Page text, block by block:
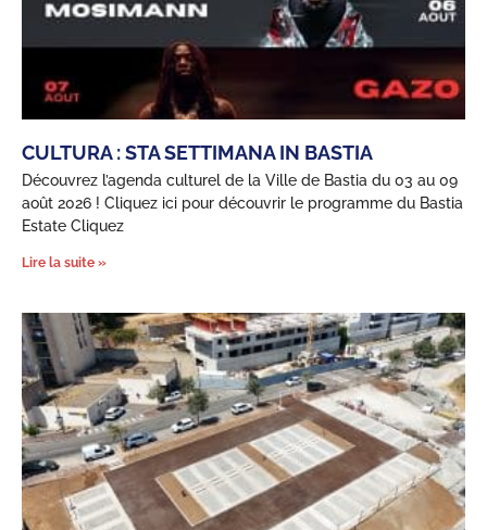
CULTURA : STA SETTIMANA IN BASTIA
Découvrez l’agenda culturel de la Ville de Bastia du 03 au 09
août 2026 ! Cliquez ici pour découvrir le programme du Bastia
Estate Cliquez
Lire la suite »